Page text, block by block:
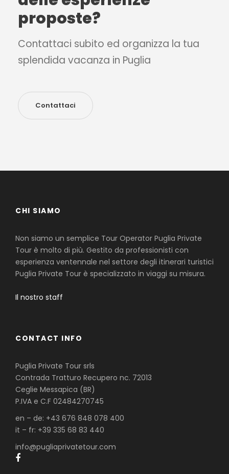
proposte?
Contattaci subito ed organizza la tua
splendida vacanza in Puglia
Contattaci
CHI SIAMO
Non siamo un semplice Tour Operator Puglia Private
Tour è molto di più. Gestito da professionisti con
esperienza ventennale nel settore degli itinerari turistici
Puglia Private Tour è specializzato in viaggi su misura.
Il nostro staff
CONTACT INFO
Puglia Private Tour srls
Contrada Tratturo Recupero nc. 72013
Ceglie Messapica (BR)
P.IVA e C.F 02484270745
en – de: +43 676 848 078 400
it – fr: +39 335 68 83 440
info@pugliaprivatetour.com